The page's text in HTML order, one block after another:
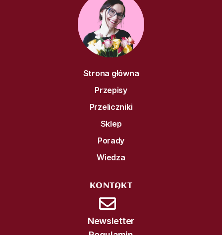
Strona główna
Przepisy
Przeliczniki
Sklep
Porady
Wiedza
KONTAKT
Newsletter